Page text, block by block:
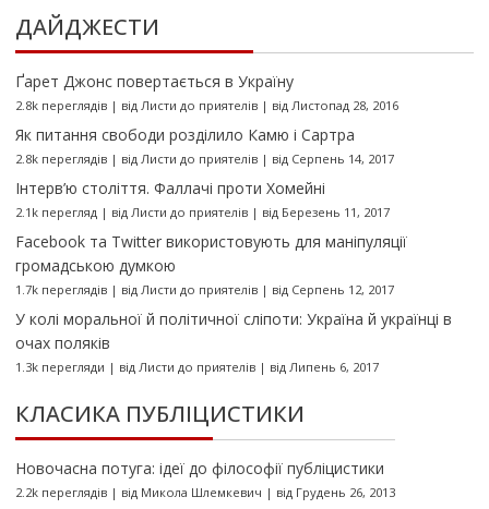
ДАЙДЖЕСТИ
Ґарет Джонс повертається в Україну
2.8k переглядів| від Листи до приятелів| від Листопад 28, 2016
Як питання свободи розділило Камю і Сартра
2.8k переглядів| від Листи до приятелів| від Серпень 14, 2017
Інтерв’ю століття. Фаллачі проти Хомейні
2.1k перегляд | від Листи до приятелів| від Березень 11, 2017
Facebook та Twitter використовують для маніпуляції
громадською думкою
1.7k переглядів| від Листи до приятелів| від Серпень 12, 2017
У колі моральної й політичної сліпоти: Україна й українці в
очах поляків
1.3k перегляди | від Листи до приятелів| від Липень 6, 2017
КЛАСИКА ПУБЛІЦИСТИКИ
Новочасна потуга: ідеї до філософії публіцистики
2.2k переглядів| від Микола Шлемкевич | від Грудень 26, 2013